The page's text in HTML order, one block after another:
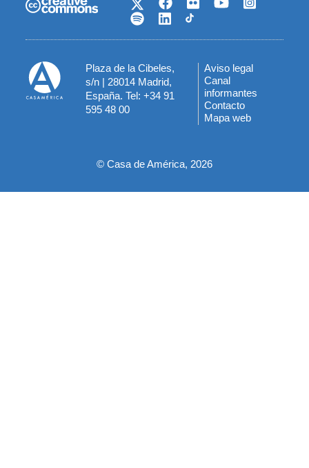
Plaza de la Cibeles,
s/n | 28014 Madrid,
España. Tel: +34 91
595 48 00
Menú
del
pie
Aviso legal
Canal
informantes
Contacto
Mapa web
© Casa de América, 2026